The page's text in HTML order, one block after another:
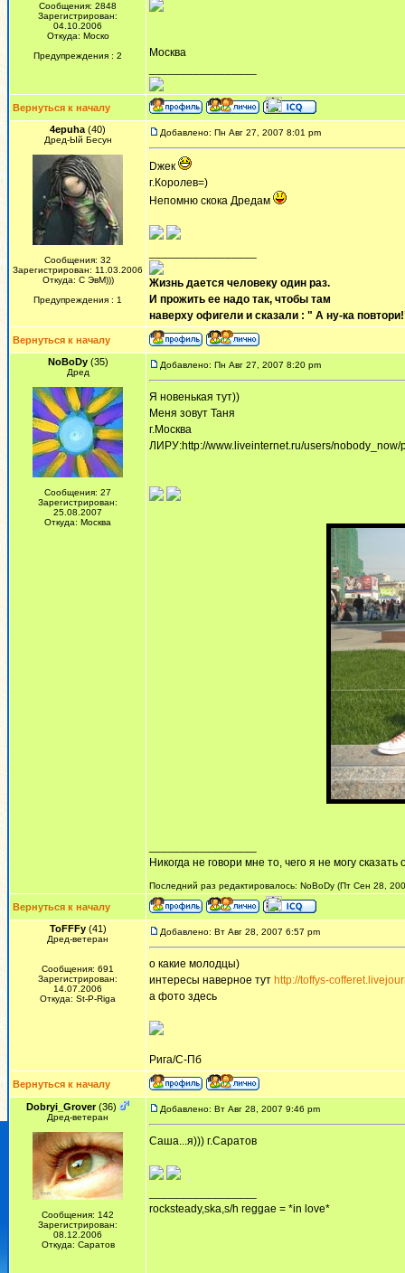
Сообщения: 2848
Зарегистрирован:
04.10.2006
Откуда: Моско
Предупреждения : 2
Москва
Вернуться к началу
4epuha (40)
Дред-Ый Бесун
Сообщения: 32
Зарегистрирован: 11.03.2006
Откуда: С ЭвМ)))
Предупреждения : 1
Добавлено: Пн Авг 27, 2007 8:01 pm
Dжек
г.Королев=)
Непомню скока Дредам
Жизнь дается человеку один раз.
И прожить ее надо так, чтобы там
наверху офигели и сказали : " А ну-ка
Вернуться к началу
NoBoDy(35)
Дред
Сообщения: 27
Зарегистрирован:
25.08.2007
Откуда: Москва
Добавлено: Пн Авг 27, 2007 8:20 pm
Я новенькая тут))
Меня зовут Таня
г.Москва
ЛИРУ:http://www.liveinternet.ru/users/nobody_now/
Никогда не говори мне то, чего я не могу
Последний раз редактировалось: NoBoDy (Пт Сен 28,
Вернуться к началу
ToFFFy(41)
Дред-ветеран
Сообщения: 691
Зарегистрирован:
14.07.2006
Откуда: St-P-Riga
Добавлено: Вт Авг 28, 2007 6:57 pm
о какие молодцы)
интересы наверное тут http://toffys-
а фото здесь
Рига/С-Пб
Вернуться к началу
Dobryi_Grover(36)
Дред-ветеран
Сообщения: 142
Зарегистрирован:
08.12.2006
Откуда: Саратов
Добавлено: Вт Авг 28, 2007 9:46 pm
Саша...я))) г.Саратов
rocksteady,ska,s/h reggae = *in love*